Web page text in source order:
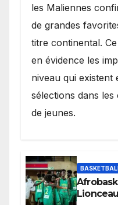
les Maliennes
de grandes
titre continental.
en évidence les
niveau qui existent
sélections dans
de jeunes.